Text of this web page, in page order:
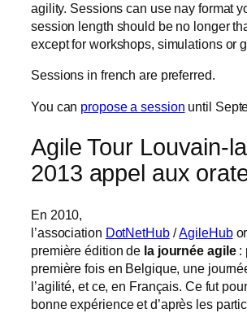
agility. Sessions can use nay format
session length should be no longer
except for workshops, simulations or
Sessions in french are preferred.
You can propose a session until
Agile Tour Louvain-
2013 appel aux
En 2010,
l’association DotNetHub/AgileHub
première édition de la journée agile:
première fois en Belgique, une
l’agilité, et ce, en Français. Ce fut
bonne expérience et d’après les